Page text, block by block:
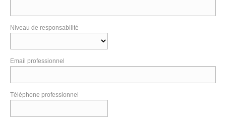
Niveau de responsabilité
Email professionnel
Téléphone professionnel